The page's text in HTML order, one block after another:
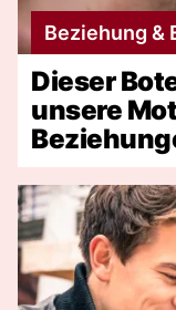
Beziehung &
Dieser
unsere